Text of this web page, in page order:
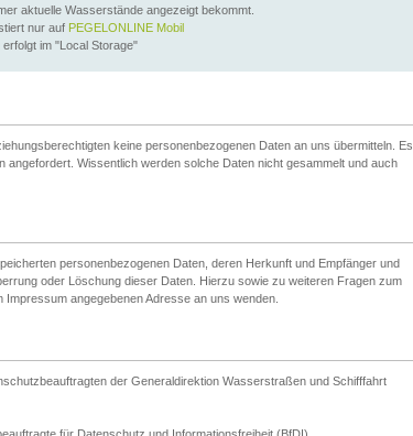
aktuelle Wasserstände angezeigt bekommt.
nur auf PEGELONLINE Mobil
erfolgt im "Local Storage"
keine personenbezogenen Daten an uns übermitteln. Es
Wissentlich werden solche Daten nicht gesammelt und auch
personenbezogenen Daten, deren Herkunft und Empfänger und
oder Löschung dieser Daten. Hierzu sowie zu weiteren Fragen zum
angegebenen Adresse an uns wenden.
der Generaldirektion Wasserstraßen und Schifffahrt